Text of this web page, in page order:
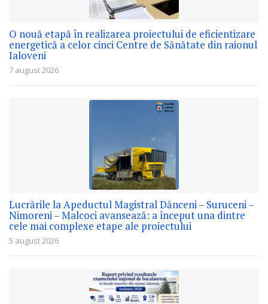
O nouă etapă în realizarea proiectului de eficientizare
energetică a celor cinci Centre de Sănătate din raionul
Ialoveni
7 august 2026
Lucrările la Apeductul Magistral Dănceni – Suruceni –
Nimoreni – Malcoci avansează: a început una dintre
cele mai complexe etape ale proiectului
5 august 2026